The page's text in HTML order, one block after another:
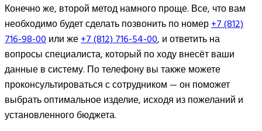
Конечно же, второй метод намного проще. Все, что вам
необходимо будет сделать позвонить по номер+7 (812)
716-98-00или же+7 (812) 716-54-00, и ответить на
вопросы специалиста, который по ходу внесёт ваши
данные в систему. По телефону вы также можете
проконсультироваться с сотрудником — он поможет
выбрать оптимальное изделие, исходя из пожеланий и
установленного бюджета.